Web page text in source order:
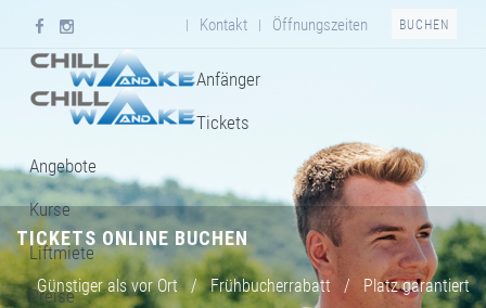
| Kontakt | Öffnungszeiten BUCHEN
Anfänger
Tickets
Angebote
Kurse
Liftmiete
Preise
TICKETS ONLINE BUCHEN
Günstiger als vor Ort / Frühbucherrabatt / Platz garantiert